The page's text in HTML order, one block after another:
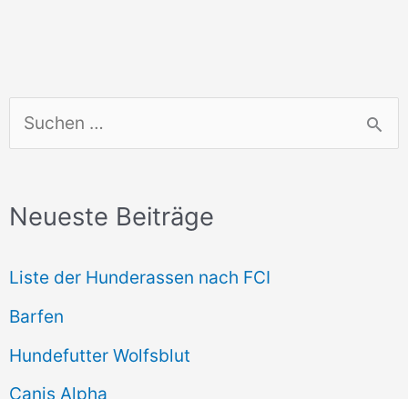
u
h
n
n
a
c
Neueste Beiträge
Liste der Hunderassen nach FCI
Barfen
Hundefutter Wolfsblut
Canis Alpha